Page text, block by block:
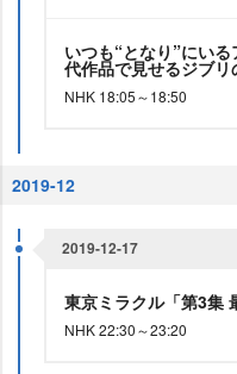
いつも“となり”にい
代作品で見せるジブリ
NHK 18:05～18:50
2019-12
2019-12-17
東京ミラクル「第3集
NHK 22:30～23:20